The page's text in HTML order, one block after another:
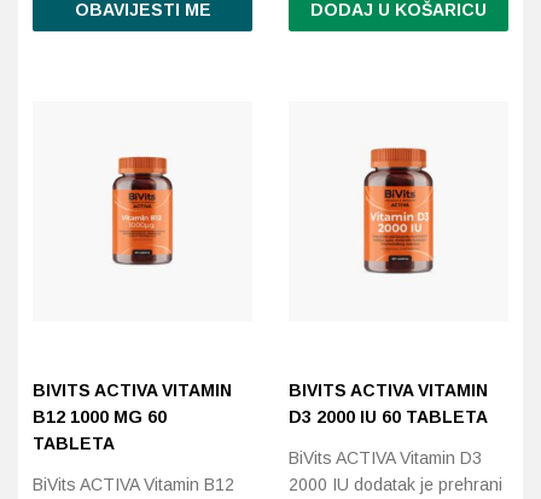
OBAVIJESTI ME DODAJ U KOŠARICU
BIVITS ACTIVA VITAMIN
B12 1000 ΜG 60
TABLETA
BiVits ACTIVA Vitamin B12
BIVITS ACTIVA VITAMIN
D3 2000 IU 60 TABLETA
BiVits ACTIVA Vitamin D3
2000 IU dodatak je prehrani